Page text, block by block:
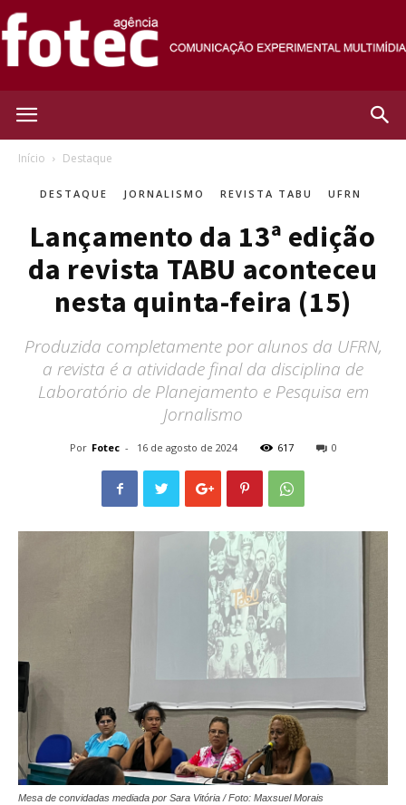
Início Destaque
DESTAQUE JORNALISMO REVISTA TABU UFRN
Lançamento da 13ª edição
da revista TABU aconteceu
nesta quinta-feira (15)
Produzida completamente por alunos da UFRN,
a revista é a atividade final da disciplina de
Laboratório de Planejamento e Pesquisa em
Jornalismo
Por Fotec - 16 de agosto de 2024 617 0
Mesa de convidadas mediada por Sara Vitória / Foto: Maxsuel Morais